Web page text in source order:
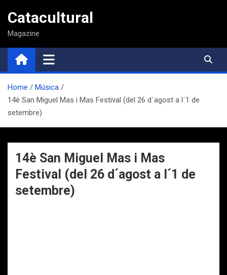
contenido
Catacultural
Magazine
Home
Música
14è San Miguel Mas i Mas Festival (del 26 d´agost a l´1 de
setembre)
14è San Miguel Mas i Mas
Festival (del 26 d´agost a l´1 de
setembre)